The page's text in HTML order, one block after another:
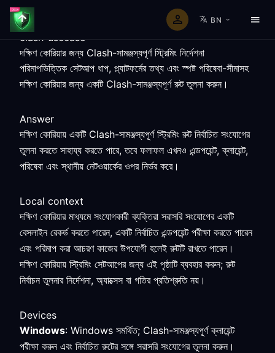
BN
clash-usecase
দক্ষিণ কোরিয়ার জন্য Clash-সামঞ্জস্যপূর্ণ স্ট্রিমিং নির্দেশনা
পরিমাপভিত্তিক সেটআপ ধাপ, প্ল্যাটফর্মের তথ্য এবং স্পষ্ট পরিষেবা-সীমাসহ
দক্ষিণ কোরিয়ার জন্য একটি Clash-সামঞ্জস্যপূর্ণ রুট তুলনা করুন।
Answer
দক্ষিণ কোরিয়ায় একটি Clash-সামঞ্জস্যপূর্ণ স্ট্রিমিং রুট নির্বাচিত সংযোগের
তুলনা করতে সাহায্য করতে পারে, তবে ফলাফল এখনও এন্ডপয়েন্ট, ক্লায়েন্ট,
পরিষেবা এবং স্থানীয় নেটওয়ার্কের ওপর নির্ভর করে।
Local context
দক্ষিণ কোরিয়ার মাধ্যমে সংযোগকারী ব্যক্তিরা সরাসরি সংযোগের একটি
বেসলাইন রেকর্ড করতে পারেন, একটি নির্বাচিত এন্ডপয়েন্ট পরীক্ষা করতে পারেন
এবং পরিমাপ করা আচরণ কাজের উপযোগী হলেই রুটটি রাখতে পারেন।
দক্ষিণ কোরিয়ায় স্ট্রিমিং সেটআপের জন্য এই পৃষ্ঠাটি ব্যবহার করুন; রুট
নির্বাচন তুলনার নির্দেশনা, অ্যাক্সেস বা গতির প্রতিশ্রুতি নয়।
Devices
Windows: Windows সমর্থিত; Clash-সামঞ্জস্যপূর্ণ ক্লায়েন্ট
পরীক্ষা করুন এবং নির্বাচিত রুটের সঙ্গে সরাসরি সংযোগের তুলনা করুন।